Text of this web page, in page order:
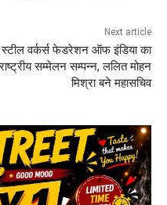
Next article
स्टील वर्कर्स फेडरेशन ऑफ इंडिया का
सम्मेलन सम्पन्न, ललित मोहन
मिश्रा बने महासचिव